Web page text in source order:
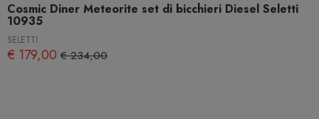
Cosmic Diner Meteorite set di bicchieri Diesel Seletti
10935
SELETTI
€ 179,00 € 234,00